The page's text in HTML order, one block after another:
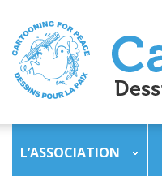
L’ASSOCIATION